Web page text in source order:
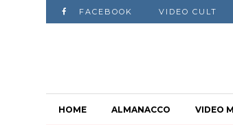
FACEBOOK VIDEO CULT
HOME ALMANACCO VIDEO